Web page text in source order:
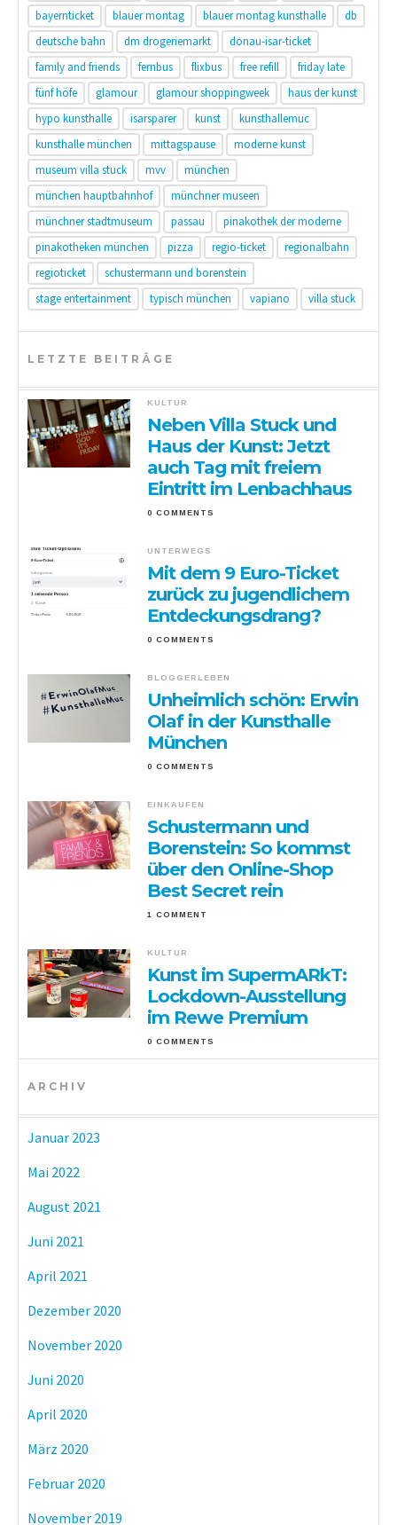
bayernticket blauer montag blauer montag kunsthalle
db
deutsche bahn
dm drogeriemarkt
donau-isar-ticket
family and friends
fernbus flixbus free refill
friday late
fünf höfe
glamour glamour shoppingweek
haus der kunst
hypo kunsthalle
isarsparer kunst
kunsthallemuc
kunsthalle münchen
mittagspause
moderne kunst
museum villa stuck
mvv
münchen
münchen hauptbahnhof
münchner museen
münchner stadtmuseum
passau
pinakothek der moderne
pinakotheken münchen
pizza regio-ticket
regionalbahn
regioticket
schustermann und borenstein
stage entertainment
typisch münchen vapiano villa stuck
LETZTE BEITRÄGE
KULTUR
Neben Villa Stuck und
Haus der Kunst: Jetzt
auch Tag mit freiem
Eintritt im Lenbachhaus
0 COMMENTS
UNTERWEGS
Mit dem 9 Euro-Ticket
zurück zu jugendlichem
Entdeckungsdrang?
0 COMMENTS
BLOGGERLEBEN
Unheimlich schön: Erwin
Olaf in der Kunsthalle
München
0 COMMENTS
EINKAUFEN
Schustermann und
Borenstein: So kommst
über den Online-Shop
Best Secret rein
1 COMMENT
KULTUR
Kunst im SupermARkT:
Lockdown-Ausstellung
im Rewe Premium
0 COMMENTS
ARCHIV
Januar 2023
Mai 2022
August 2021
Juni 2021
April 2021
Dezember 2020
November 2020
Juni 2020
April 2020
März 2020
Februar 2020
November 2019